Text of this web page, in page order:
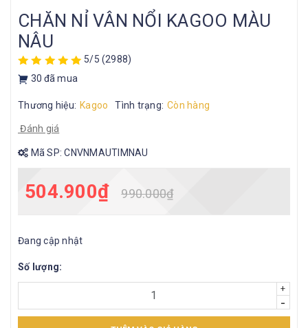
CHĂN NỈ VÂN NỔI KAGOO MÀU
NÂU
5/5 (2988)
30 đã mua
Thương hiệu: Kagoo Tình trạng: Còn hàng
Đánh giá
Mã SP:CNVNMAUTIMNAU
504.900₫ 990.000₫
Đang cập nhật
Số lượng:
+
-